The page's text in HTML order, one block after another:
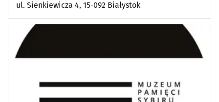
ul. Sienkiewicza 4, 15-092 Białystok